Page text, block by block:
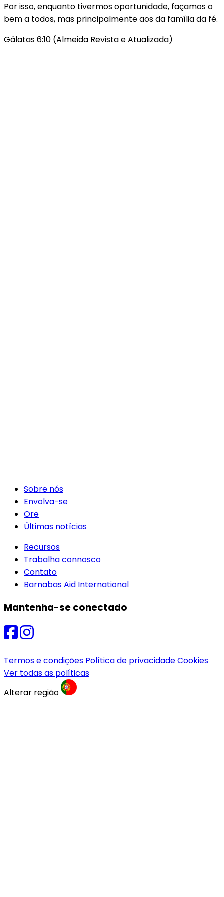
Por isso, enquanto tivermos oportunidade, façamos o
bem a todos, mas principalmente aos da família da fé.
Gálatas 6:10 (Almeida Revista e Atualizada)
Sobre nós
Envolva-se
Ore
Últimas notícias
Recursos
Trabalha connosco
Contato
Barnabas Aid International
Mantenha-se conectado
Termos e condições Política de privacidadeCookies
Ver todas as políticas
Alterar região